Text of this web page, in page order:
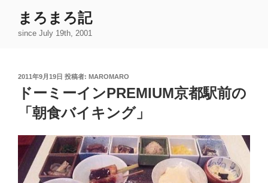
まろまろ記
since July 19th, 2001
投
稿
2011年9月19日 投稿者: MAROMARO
ドーミーインPREMIUM京都駅前の
「朝食バイキング」